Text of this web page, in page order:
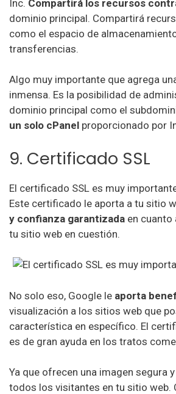
Inc. Compartirá los recursos
dominio principal. Compartirá
como el espacio de
transferencias.
Algo muy importante que agrega
inmensa. Es la posibilidad de
dominio principal como el
un solo cPanel proporcionado por
9. Certificado SSL
El certificado SSL es muy
Este certificado le aporta a tu sitio
y confianza garantizada en cuanto
tu sitio web en cuestión.
No solo eso, Google le aporta
visualización a los sitios web que
característica en específico. El
es de gran ayuda en los tratos
Ya que ofrecen una imagen segura
todos los visitantes en tu sitio web.